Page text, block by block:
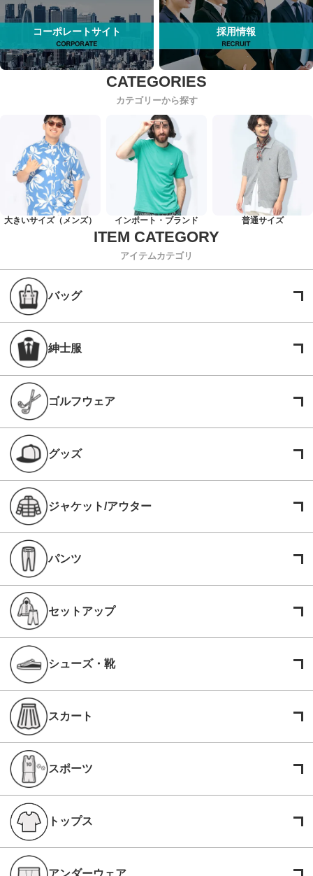
コーポレートサイト 採用情報
カテゴリーから探す
大きいサイズ（メンズ） インポート・ブランド 普通サイズ
アイテムカテゴリ
バッグ
紳士服
ゴルフウェア
グッズ
ジャケット/アウター
パンツ
セットアップ
シューズ・靴
スカート
スポーツ
トップス